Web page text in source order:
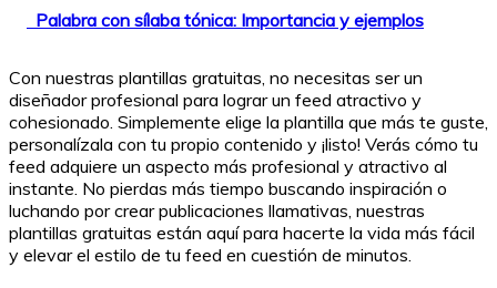
Palabra con sílaba tónica: Importancia y ejemplos
Con nuestras plantillas gratuitas, no necesitas ser un
diseñador profesional para lograr un feed atractivo y
cohesionado. Simplemente elige la plantilla que más te guste,
personalízala con tu propio contenido y ¡listo! Verás cómo tu
feed adquiere un aspecto más profesional y atractivo al
instante. No pierdas más tiempo buscando inspiración o
luchando por crear publicaciones llamativas, nuestras
plantillas gratuitas están aquí para hacerte la vida más fácil
y elevar el estilo de tu feed en cuestión de minutos.